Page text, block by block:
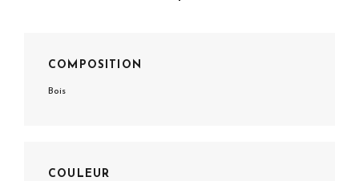
COMPOSITION
Bois
COULEUR